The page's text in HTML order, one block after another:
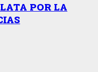
POR LA